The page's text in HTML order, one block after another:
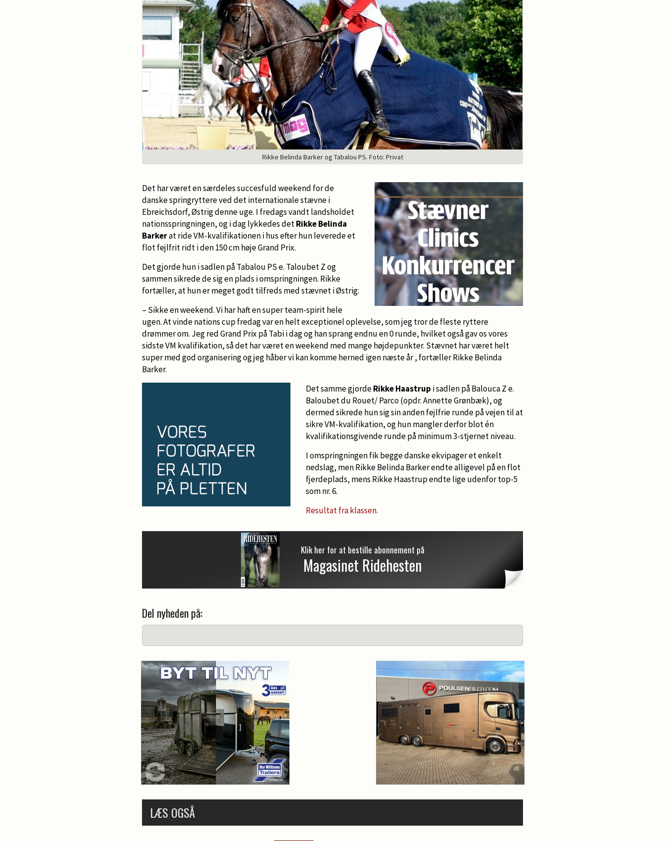
Rikke Belinda Barker og Tabalou PS. Foto: Privat
Det har været en særdeles succesfuld weekend for de
danske springryttere ved det internationale stævne i
Ebreichsdorf, Østrig denne uge. I fredags vandt landsholdet
nationsspringningen, og i dag lykkedes detRikke Belinda
Barkerat ride VM-kvalifikationen i hus efter hun leverede et
flot fejlfrit ridt i den 150 cm høje Grand Prix.
Det gjorde hun i sadlen på Tabalou PS e. Taloubet Z og
sammen sikrede de sig en plads i omspringningen. Rikke
fortæller, at hun er meget godt tilfreds med stævnet i Østrig:
– Sikke en weekend. Vi har haft en super team-spirit hele
ugen. At vinde nations cup fredag var en helt exceptionel oplevelse, som jeg tror de fleste ryttere
drømmer om. Jeg red Grand Prix på Tabi i dag og han sprang endnu en 0 runde, hvilket også gav os vores
sidste VM kvalifikation, så det har været en weekend med mange højdepunkter. Stævnet har været helt
super med god organisering og jeg håber vi kan komme herned igen næste år , fortæller Rikke Belinda
Barker.
Det samme gjordeRikke Haastrup i sadlen på Balouca Z e.
Baloubet du Rouet/ Parco (opdr. Annette Grønbæk), og
dermed sikrede hun sig sin anden fejlfrie runde på vejen til at
sikre VM-kvalifikation, og hun mangler derfor blot én
kvalifikationsgivende runde på minimum 3-stjernet niveau.
I omspringningen fik begge danske ekvipager et enkelt
nedslag, men Rikke Belinda Barker endte alligevel på en flot
fjerdeplads, mens Rikke Haastrup endte lige udenfor top-5
som nr. 6.
Resultat fra klassen.
Klik her for at bestille abonnement på
Magasinet Ridehesten
Del nyheden på:
LÆS OGSÅ